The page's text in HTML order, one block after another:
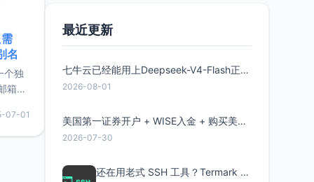
名
个独
箱等
较有
惠的
07-01
最近更新
七牛云已经能用上Deepseek-V4-Flash正式版了，点此领取300万Token
2026-08-01
美国第一证券开户 + WISE入金 + 购买美股全流程分享
2026-07-30
还在用老式 SSH 工具？Termark 新一代跨平台智能SSH客户端了解一下